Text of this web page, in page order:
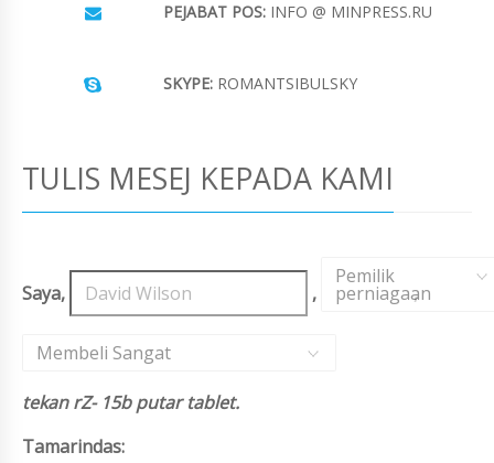
PEJABAT POS: INFO @ MINPRESS.RU
SKYPE: ROMANTSIBULSKY
TULIS MESEJ KEPADA KAMI
Saya, ,
Pemilik
perniagaan
,
Membeli Sangat
tekan rZ- 15b putar tablet.
Tamarindas: